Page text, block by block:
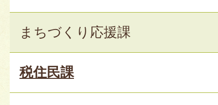
まちづくり応援課
税住民課